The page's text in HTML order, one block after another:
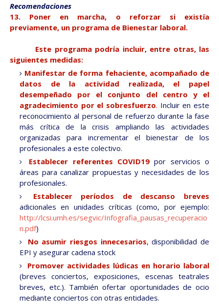
Recomendaciones
13. Poner en marcha, o reforzar si existía
previamente, un programa de Bienestar laboral.
Este programa podría incluir, entre otras, las
siguientes medidas:
Manifestar de forma fehaciente, acompañado de
datos de la actividad realizada, el papel
desempeñado por el conjunto del centro y el
agradecimiento por el sobresfuerzo. Incluir en este
reconocimiento al personal de refuerzo durante la fase
más crítica de la crisis ampliando las actividades
organizadas para incrementar el bienestar de los
profesionales a este colectivo.
Establecer referentes COVID19por servicios o
áreas para canalizar propuestas y necesidades de los
profesionales.
Establecer períodos de descanso breves
adicionales en unidades críticas (como, por ejemplo:
http://lcsi.umh.es/segvic/Infografia_pausas_recuperacio
n.pdf)
No asumir riesgos innecesarios, disponibilidad de
EPI y asegurar cadena stock
Promover actividades lúdicas en horario laboral
(breves conciertos, exposiciones, escenas teatrales
breves, etc.). También ofertar oportunidades de ocio
mediante conciertos con otras entidades.